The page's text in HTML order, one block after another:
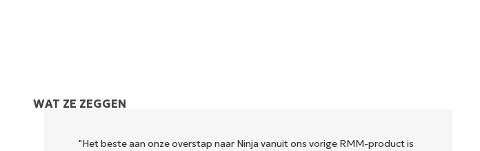
WAT ZE ZEGGEN
"Het beste aan onze overstap naar Ninja vanuit ons vorige RMM-product is